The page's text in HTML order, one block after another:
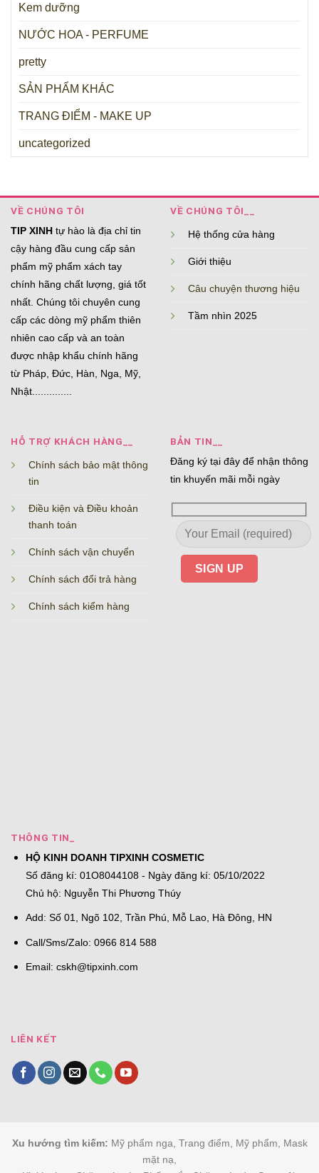
Kem dưỡng
NƯỚC HOA - PERFUME
pretty
SẢN PHẨM KHÁC
TRANG ĐIỂM - MAKE UP
uncategorized
VỀ CHÚNG TÔI
TIP XINH tự hào là địa chỉ tin
cậy hàng đầu cung cấp sản
phẩm mỹ phẩm xách tay
chính hãng chất lượng, giá tốt
nhất. Chúng tôi chuyên cung
cấp các dòng mỹ phẩm thiên
nhiên cao cấp và an toàn
được nhập khẩu chính hãng
từ Pháp, Đức, Hàn, Nga, Mỹ,
Nhật..............
VỀ CHÚNG TÔI__
Hệ thống cửa hàng
Giới thiệu
Câu chuyện thương hiệu
Tầm nhìn 2025
HỖ TRỢ KHÁCH HÀNG__
Chính sách bảo mật thông
tin
Điều kiện và Điều khoản
thanh toán
Chính sách vận chuyển
Chính sách đổi trả hàng
Chính sách kiểm hàng
BẢN TIN__
Đăng ký tại đây để nhận thông
tin khuyến mãi mỗi ngày
THÔNG TIN_
HỘ KINH DOANH TIPXINH COSMETIC
Số đăng kí: 01O8044108 - Ngày đăng kí: 05/10/2022
Chủ hộ: Nguyễn Thi Phương Thúy
Add: Số 01, Ngõ 102, Trần Phú, Mỗ Lao, Hà Đông, HN
Call/Sms/Zalo: 0966 814 588
Email: cskh@tipxinh.com
LIÊN KẾT
Xu hướng tìm kiếm: Mỹ phẩm nga, Trang điểm, Mỹ phẩm, Mask
mặt nạ,